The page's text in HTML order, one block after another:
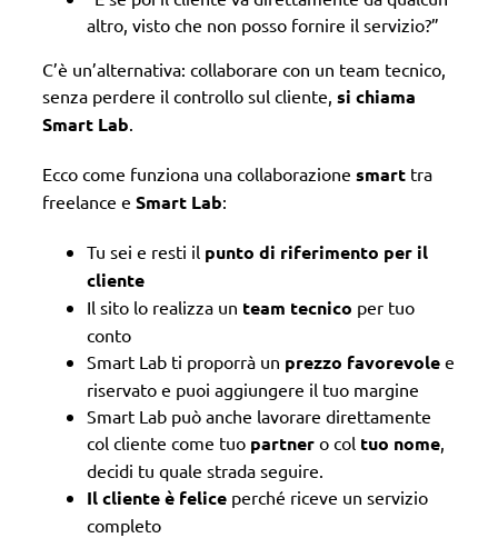
altro, visto che non posso fornire il servizio?”
C’è un’alternativa: collaborare con un team tecnico,
senza perdere il controllo sul cliente, si chiama
Smart Lab
Ecco come funziona una collaborazione smart tra
freelance e Smart Lab:
Tu sei e resti il punto di riferimento per il
cliente
Il sito lo realizza un team tecnico per tuo
conto
Smart Lab ti proporrà un prezzo favorevole e
riservato e puoi aggiungere il tuo margine
Smart Lab può anche lavorare direttamente
col cliente come tuo partner o col tuo nome
decidi tu quale strada seguire.
Il cliente è felice perché riceve un servizio
completo